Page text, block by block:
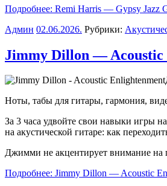
Подробнее: Remi Harris — Gypsy Jazz
Админ 02.06.2026. Рубрики:
Jimmy Dillon — Acoustic
Ноты, табы для гитары, гармония,
За 3 часа удвойте свои навыки игры
на акустической гитаре: как
Джимми не акцентирует внимание на
Подробнее: Jimmy Dillon — Acoustic